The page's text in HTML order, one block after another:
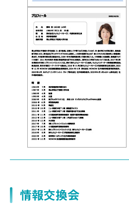
情報交換会